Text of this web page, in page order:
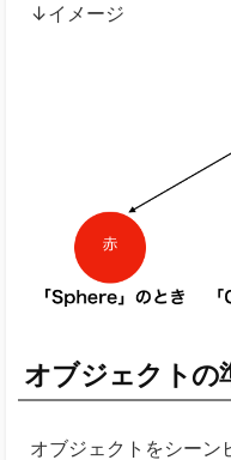
↓イメージ
オブジェクトの
オブジェクトをシーン